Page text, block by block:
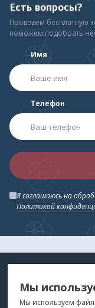
Есть вопросы?
Проведем бесплатную
поможем подобрать
Имя
Телефон
Я соглашаюсь на
Политикой
ДЛЯ ВАС
"Медтехника для Вас"©
Мы
Мы используем